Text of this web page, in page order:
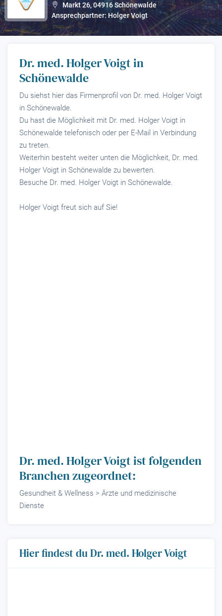
Markt 26,04916Schönewalde
Ansprechpartner: Holger Voigt
Dr. med. Holger Voigt in
Schönewalde
Du siehst hier das Firmenprofil von Dr. med. Holger Voigt
in Schönewalde.
Du hast die Möglichkeit mit Dr. med. Holger Voigt in
Schönewalde telefonisch oder per E-Mail in Verbindung
zu treten.
Weiterhin besteht weiter unten die Möglichkeit, Dr. med.
Holger Voigt in Schönewalde zu bewerten.
Besuche Dr. med. Holger Voigt in Schönewalde.
Holger Voigt freut sich auf Sie!
Dr. med. Holger Voigt ist folgenden
Branchen zugeordnet:
Gesundheit & Wellness > Ärzte und medizinische
Dienste
Hier findest du Dr. med. Holger Voigt